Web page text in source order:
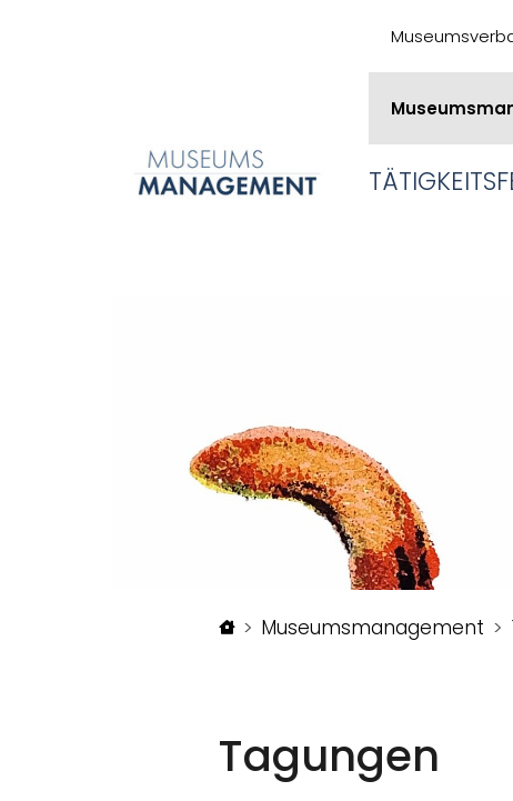
Startseite
Museumsmanagement
Tagungen